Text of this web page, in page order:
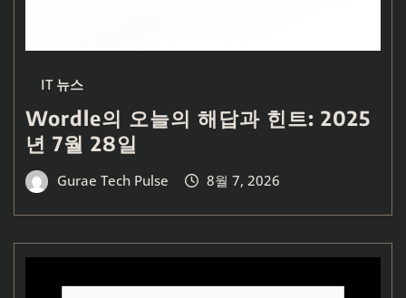
IT 뉴스
Wordle의 오늘의 해답과 힌트: 2025
년 7월 28일
Gurae Tech Pulse 8월 7, 2026